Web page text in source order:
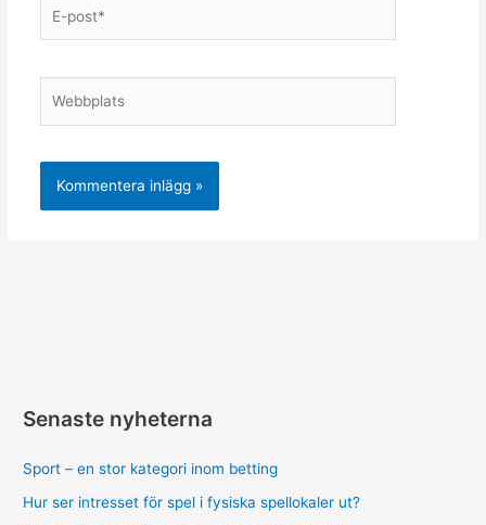
post*
Senaste nyheterna
Sport – en stor kategori inom betting
Hur ser intresset för spel i fysiska spellokaler ut?